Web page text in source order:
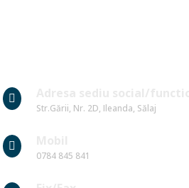

Str.Gării, Nr. 2D, Ileanda, Sălaj

0784 845 841